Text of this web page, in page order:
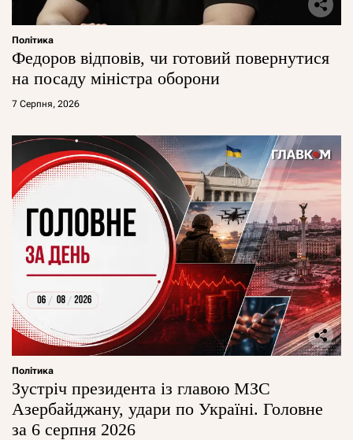
Політика
Федоров відповів, чи готовий повернутися
на посаду міністра оборони
7 Серпня, 2026
Політика
Зустріч президента із главою МЗС
Азербайджану, удари по Україні. Головне
за 6 серпня 2026